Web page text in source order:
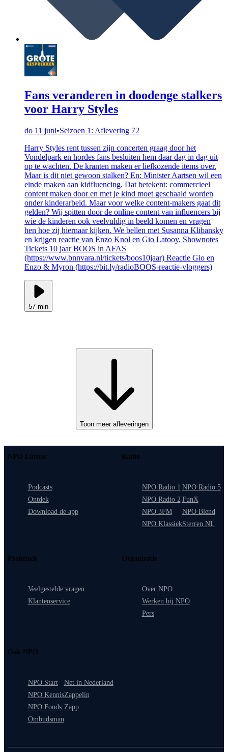
Fans veranderen in doodenge stalkers
voor Harry Styles
do 11 juni•Seizoen 1: Aflevering 72
Harry Styles rent tussen zijn concerten graag door het
Vondelpark en hordes fans besluiten hem daar dag in dag uit
op te wachten. De kranten maken er liefkozende items over.
Maar is dit niet gewoon stalken? En: Minister Aartsen wil een
einde maken aan kidfluencing. Dat betekent: commercieel
content maken door en met je kind moet geschaald worden
onder kinderarbeid. Maar voor welke content-makers gaat dit
gelden? Wij spitten door de online content van influencers bij
wie de kinderen ook veelvuldig in beeld komen en vragen
hen hoe zij hiernaar kijken. We bellen met Susanna Klibansky
en krijgen reactie van Enzo Knol en Gio Latooy. Shownotes
Tickets 10 jaar BOOS in AFAS
(https://www.bnnvara.nl/tickets/boos10jaar) Reactie Gio en
Enzo & Myron (https://bit.ly/radioBOOS-reactie-vloggers)
57 min
Toon meer afleveringen
NPO Luister
Podcasts
Ontdek
Download de app
Radio
NPO Radio 1
NPO Radio 2
NPO 3FM
NPO Klassiek
NPO Radio 5
FunX
NPO Blend
Sterren NL
Praktisch
Veelgestelde vragen
Klantenservice
Organisatie
Over NPO
Werken bij NPO
Pers
Ook NPO
NPO Start
NPO Kennis
NPO Fonds
Ombudsman
Net in Nederland
Zappelin
Zapp